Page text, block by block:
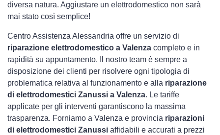
diversa natura. Aggiustare un elettrodomestico non sarà
mai stato così semplice!
Centro Assistenza Alessandria offre un servizio di
riparazione elettrodomestico a Valenza completo e in
rapidità su appuntamento. Il nostro team è sempre a
disposizione dei clienti per risolvere ogni tipologia di
problematica relativa al funzionamento e alla riparazione
di elettrodomestici Zanussi a Valenza. Le tariffe
applicate per gli interventi garantiscono la massima
trasparenza. Forniamo a Valenza e provincia riparazioni
di elettrodomestici Zanussi affidabili e accurati a prezzi